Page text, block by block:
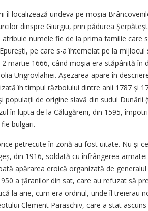
îl localizează undeva pe moșia
dinspre Giurgiu, prin pădurea
atribuie numele fie de la prima familie care
pe care s-a întemeiat pe la mijlocul
martie 1666, când moșia era stăpânită în
Ungrovlahiei. Așe­zarea apare în
în timpul războiului dintre anii 1787 și
populații de origine slavă din sudul Dunării
în lupta de la Călugăreni, din 1595,
bulgari.
petrecute în zonă au fost uitate. Nu și
din 1916, soldată cu înfrângerea
apărarea eroică organizată de
a țăranilor din sat, care au refuzat să
la arie, cum era ordinul, unde îl treierau
Clement Paraschiv, care a stat